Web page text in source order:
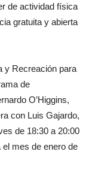
de actividad física
gratuita y abierta
y Recreación para
de
O’Higgins,
con Luis Gajardo,
de 18:30 a 20:00
mes de enero de